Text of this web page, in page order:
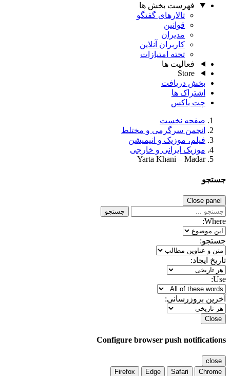
فهرست بخش ها
تالارهای گفتگو
قوانین
مدیران
کاربران آنلاین
تخته امتیازات
فعالیت ها
Store
بخش دریافت
اشتراک ها
چت باکس
صفحه نخست
انجمن سرگرمی و مختلط
فیلم، موزیک و انیمیشن
موزیک ایرانی و خارجی
Yarta Khani – Madar
جستجو
Close panel
جستجو
Where:
جستجو:
تاریخ ایجاد:
Use:
آخرین بروزرسانی:
Close
Configure browser push notifications
close
Chrome
Safari
Edge
Firefox